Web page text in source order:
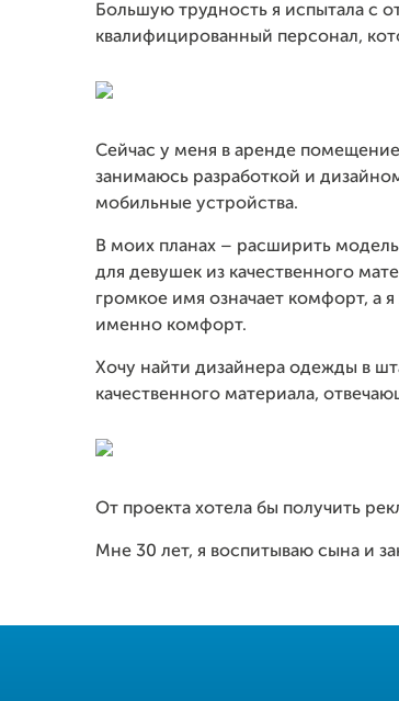
Большую трудность я испытала с
квалифицированный персонал,
Сейчас у меня в аренде
занимаюсь разработкой и
мобильные устройства.
В моих планах – расширить
для девушек из качественного
громкое имя означает комфорт, а
именно комфорт.
Хочу найти дизайнера одежды в
качественного материала,
От проекта хотела бы получить
Мне 30 лет, я воспитываю сына и